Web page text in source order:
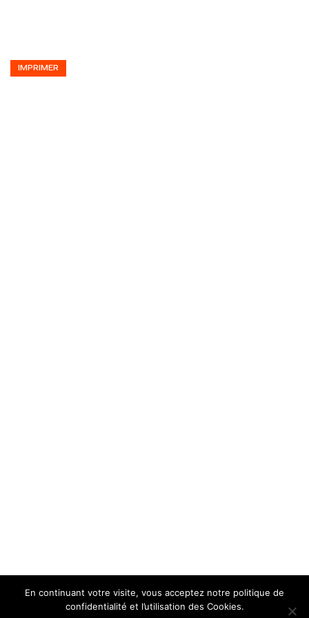
IMPRIMER
En continuant votre visite, vous acceptez notre politique de
confidentialité et l’utilisation des Cookies.